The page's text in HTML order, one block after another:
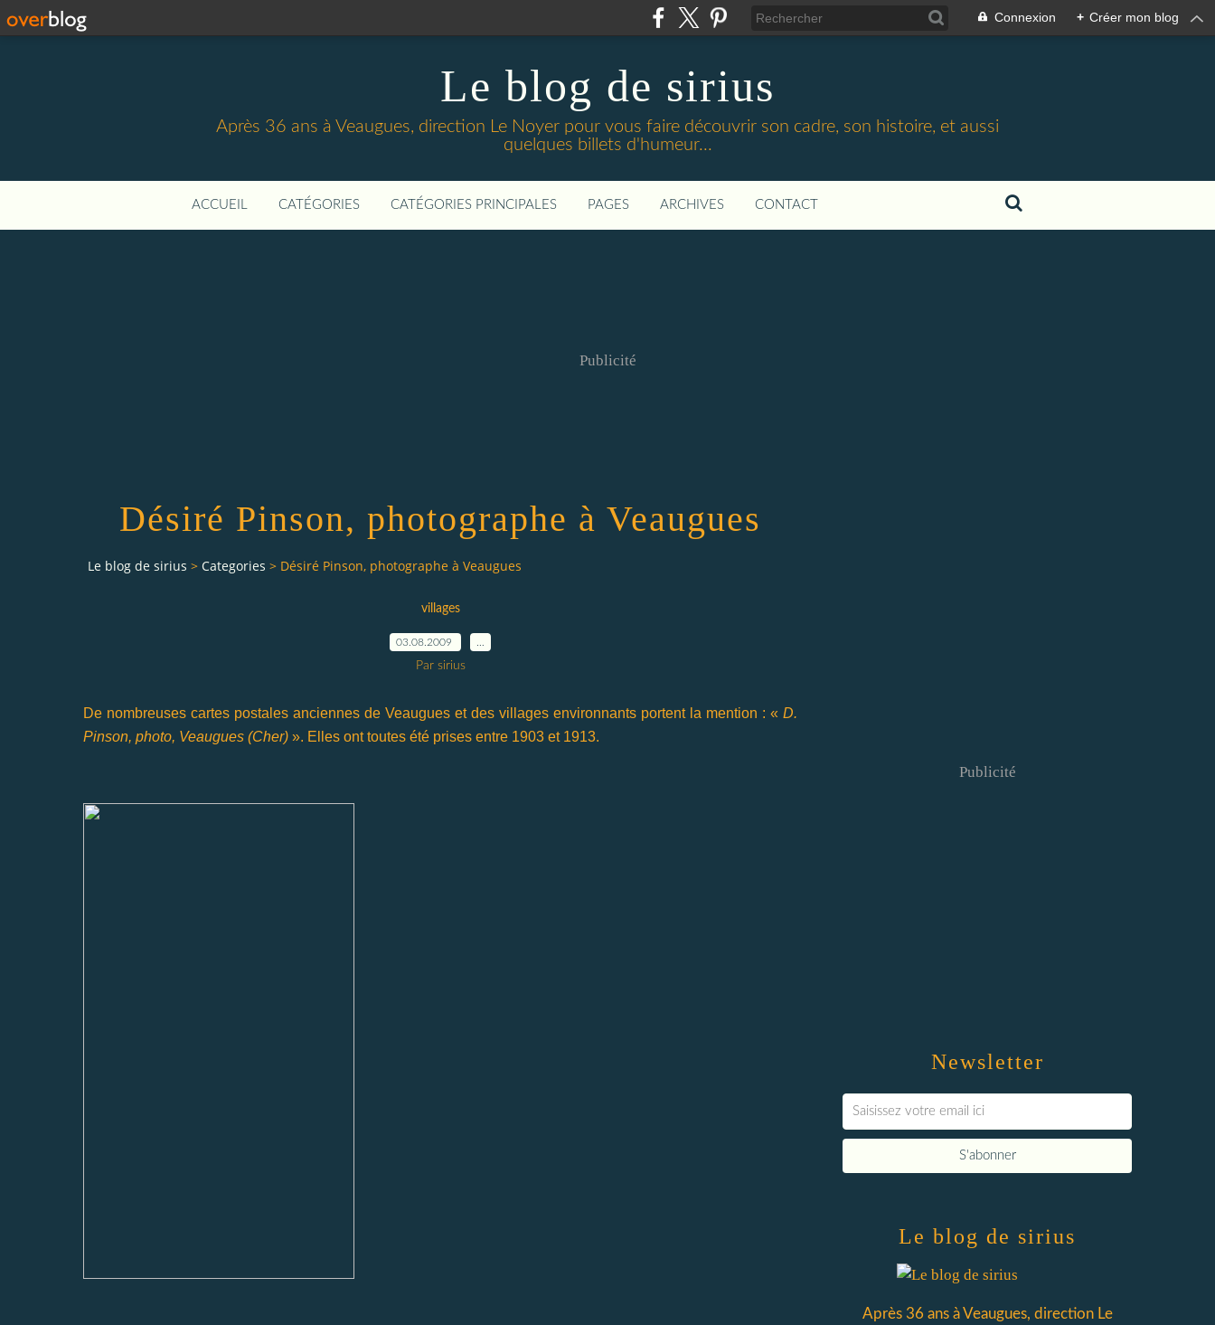
Connexion + Créer mon blog
Le blog de sirius
Après 36 ans à Veaugues, direction Le Noyer pour vous faire découvrir son cadre, son histoire, et aussi
quelques billets d'humeur...
ACCUEIL CATÉGORIES CATÉGORIES PRINCIPALES PAGES ARCHIVES CONTACT
Publicité
Désiré Pinson, photographe à Veaugues
Le blog de sirius > Categories > Désiré Pinson, photographe à Veaugues
villages
03.08.2009
Par sirius
De nombreuses cartes postales anciennes de Veaugues et des villages environnants portent la mention : « D.
Pinson, photo, Veaugues (Cher) ». Elles ont toutes été prises entre 1903 et 1913.
Newsletter
Publicité
Le blog de sirius
Après 36 ans à Veaugues, direction Le